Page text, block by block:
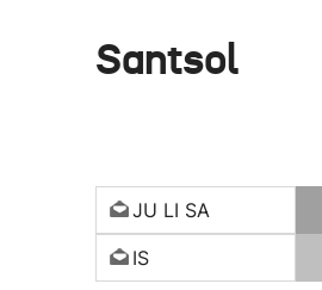
Santsol
JU LI SA
IS